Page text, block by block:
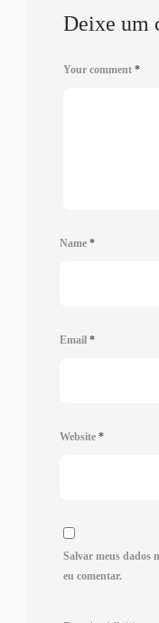
Deixe um
Your comment *
Name *
Email *
Website *
Salvar meus dados
eu comentar.